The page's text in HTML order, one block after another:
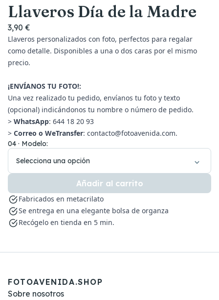
Llaveros Día de la Madre
3,90 €
Llaveros personalizados con foto, perfectos para regalar
como detalle. Disponibles a una o dos caras por el mismo
precio.
¡ENVÍANOS TU FOTO!:
Una vez realizado tu pedido, envíanos tu foto y texto
(opcional) indicándonos tu nombre o número de pedido.
> WhatsApp: 644 18 20 93
> Correo o WeTransfer: contacto@fotoavenida.com.
04 · Modelo:
Selecciona una opción
Añadir al carrito
Fabricados en metacrilato
Se entrega en una elegante bolsa de organza
Recógelo en tienda en 5 min.
FOTOAVENIDA.SHOP
Sobre nosotros